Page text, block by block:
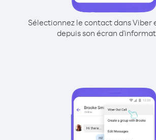
Sélectionnez le contact dans Viber
depuis son écran